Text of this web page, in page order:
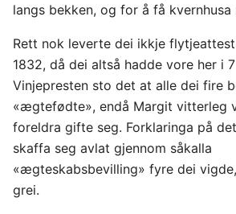
langs bekken, og for å få
Rett nok leverte dei ikkje
1832, då dei altså hadde vore her i
Vinjepresten sto det at alle dei fire
«ægtefødte», endå Margit vitterleg
foreldra gifte seg. Forklaringa på
skaffa seg avlat gjennom såkalla
«ægteskabsbevilling» fyre dei
grei.